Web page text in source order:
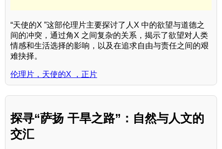
“天使的X ”这部伦理片主要探讨了人X 中的欲望与道德之
间的冲突，通过角X 之间复杂的关系，揭示了欲望对人类
情感和生活选择的影响，以及在追求自由与责任之间的艰
难抉择。
伦理片，天使的X ，正片
探寻“萨扬 干旱之路”：自然与人文的
交汇